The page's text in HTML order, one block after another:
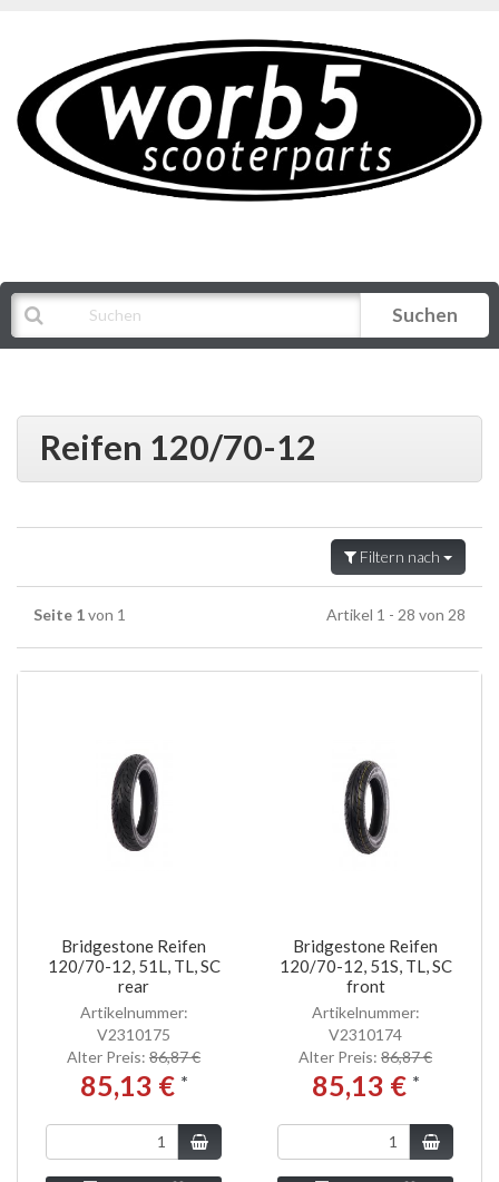
Suchen
Reifen 120/70-12
Filtern nach
Seite 1von 1 Artikel 1 - 28 von 28
Bridgestone Reifen
120/70-12, 51L, TL, SC
rear
Artikelnummer:
V2310175
Alter Preis: 86,87 €
85,13 € *
Bridgestone Reifen
120/70-12, 51S, TL, SC
front
Artikelnummer:
V2310174
Alter Preis: 86,87 €
85,13 € *